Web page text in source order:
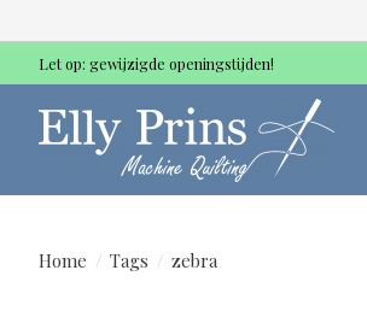
Let op: gewijzigde openingstijden!
Home / Tags / zebra